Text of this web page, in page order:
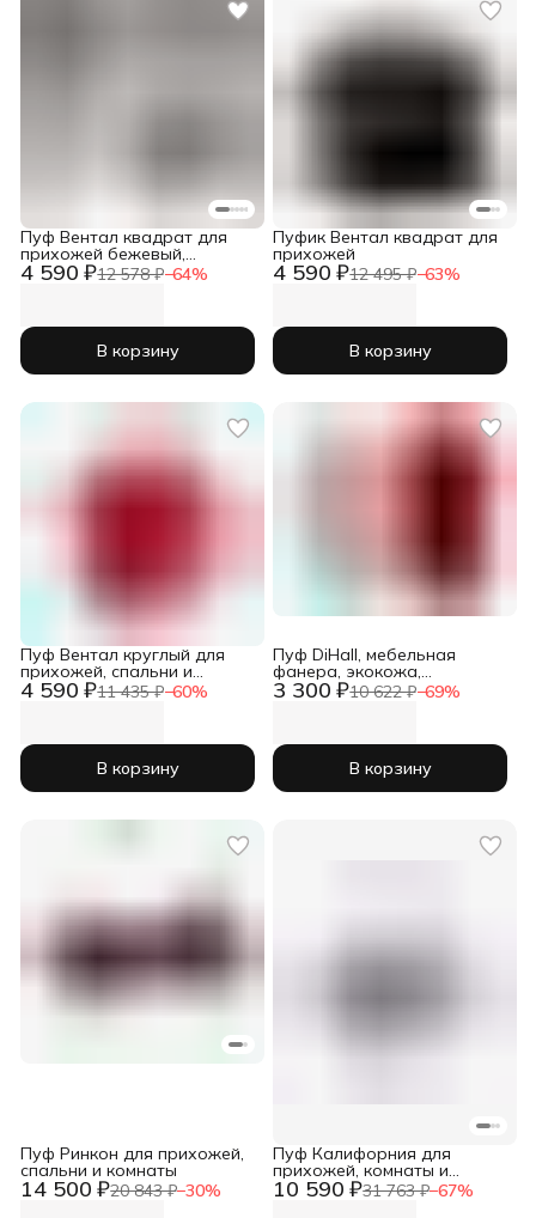
4 590 ₽12 578 ₽−64%
Пуф Вентал квадрат для
прихожей бежевый,
комнаты и спальни
В корзину
4 590 ₽12 495 ₽−63%
Пуфик Вентал квадрат для
прихожей
В корзину
4 590 ₽11 435 ₽−60%
Пуф Вентал круглый для
прихожей, спальни и
комнаты
В корзину
3 300 ₽10 622 ₽−69%
Пуф DiHall, мебельная
фанера, экокожа,
квадратный, 41 см, 2 кг
В корзину
14 500 ₽20 843 ₽−30%
Пуф Ринкон для прихожей,
спальни и комнаты
10 590 ₽31 763 ₽−67%
Пуф Калифорния для
прихожей, комнаты и
спальни